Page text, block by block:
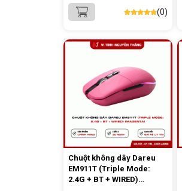
(0)
Chuột không dây Dareu
EM911T (Triple Mode:
2.4G + BT + WIRED)